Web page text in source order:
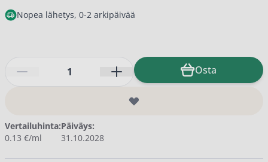
Nopea lähetys, 0-2 arkipäivää
Osta
Vertailuhinta:
0.13 €/ml
Päiväys:
31.10.2028